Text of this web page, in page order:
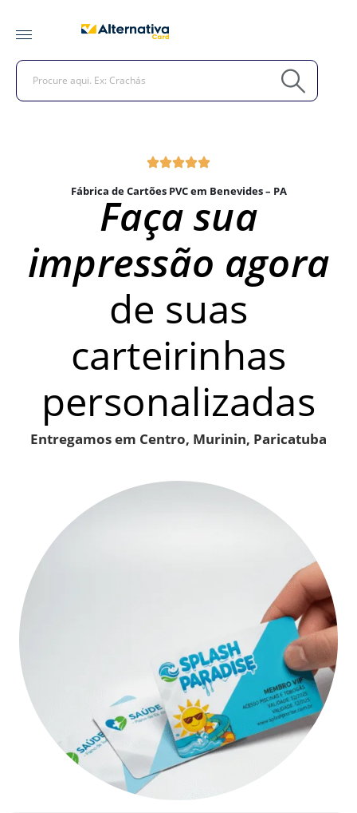
Fábrica de Cartões PVC em Benevides – PA
Faça sua
impressão agora
de suas
carteirinhas
personalizadas
Entregamos em Centro, Murinin, Paricatuba